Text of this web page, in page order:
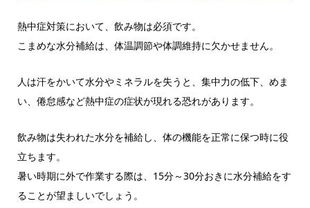
熱中症対策において、飲み物は必須です。
こまめな水分補給は、体温調節や体調維持に欠かせません。
人は汗をかいて水分やミネラルを失うと、集中力の低下、めま
い、倦怠感など熱中症の症状が現れる恐れがあります。
飲み物は失われた水分を補給し、体の機能を正常に保つ時に役
立ちます。
暑い時期に外で作業する際は、15分～30分おきに水分補給をす
ることが望ましいでしょう。